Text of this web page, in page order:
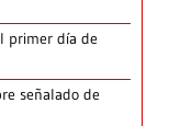
primer día de
señalado de